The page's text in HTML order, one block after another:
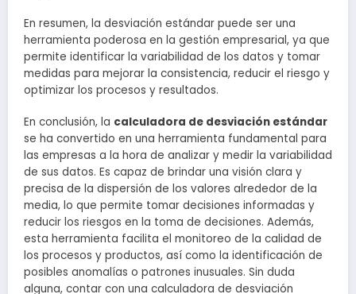
En resumen, la desviación estándar puede ser una
herramienta poderosa en la gestión empresarial, ya que
permite identificar la variabilidad de los datos y tomar
medidas para mejorar la consistencia, reducir el riesgo y
optimizar los procesos y resultados.
En conclusión, la calculadora de desviación estándar
se ha convertido en una herramienta fundamental para
las empresas a la hora de analizar y medir la variabilidad
de sus datos. Es capaz de brindar una visión clara y
precisa de la dispersión de los valores alrededor de la
media, lo que permite tomar decisiones informadas y
reducir los riesgos en la toma de decisiones. Además,
esta herramienta facilita el monitoreo de la calidad de
los procesos y productos, así como la identificación de
posibles anomalías o patrones inusuales. Sin duda
alguna, contar con una calculadora de desviación